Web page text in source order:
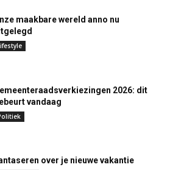
maakbare wereld anno nu
2026: dit
vandaag
over je nieuwe vakantie